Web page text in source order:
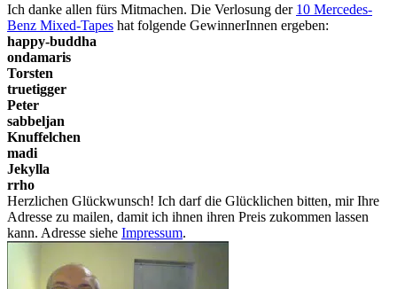
Ich danke allen fürs Mitmachen. Die Verlosung der 10 Mercedes-
Benz Mixed-Tapes hat folgende GewinnerInnen ergeben:
happy-buddha
ondamaris
Torsten
truetigger
Peter
sabbeljan
Knuffelchen
madi
Jekylla
rrho
Herzlichen Glückwunsch! Ich darf die Glücklichen bitten, mir Ihre
Adresse zu mailen, damit ich ihnen ihren Preis zukommen lassen
kann. Adresse siehe Impressum.